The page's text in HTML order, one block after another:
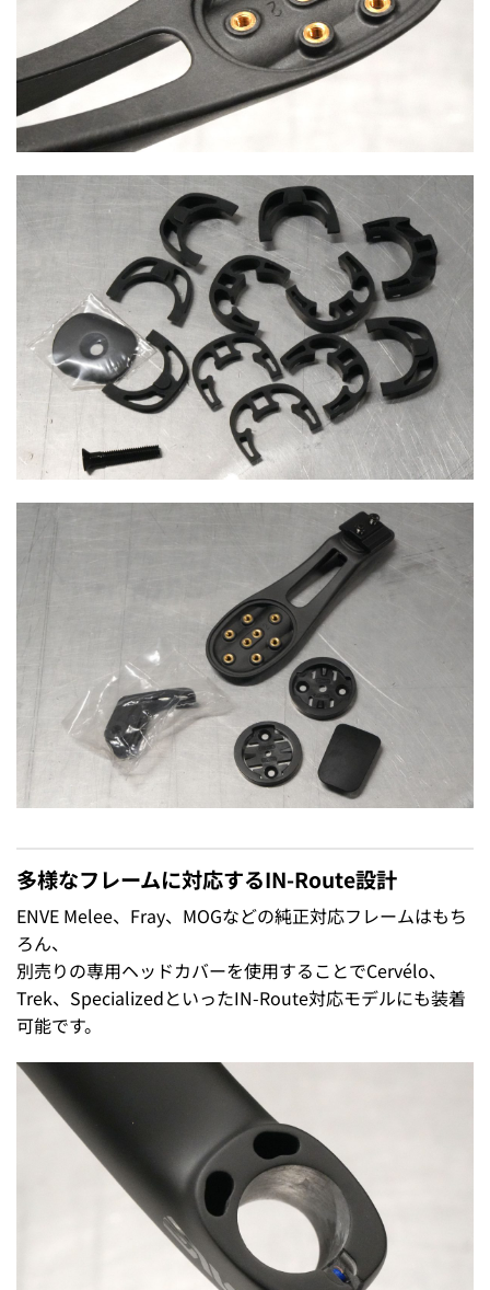
多様なフレームに対応するIN-Route設計
ENVE Melee、Fray、MOGなどの純正対応フレームはもち
ろん、
別売りの専用ヘッドカバーを使用することでCervélo、
Trek、SpecializedといったIN-Route対応モデルにも装着
可能です。